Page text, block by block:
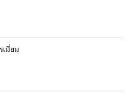
เมี่ยม